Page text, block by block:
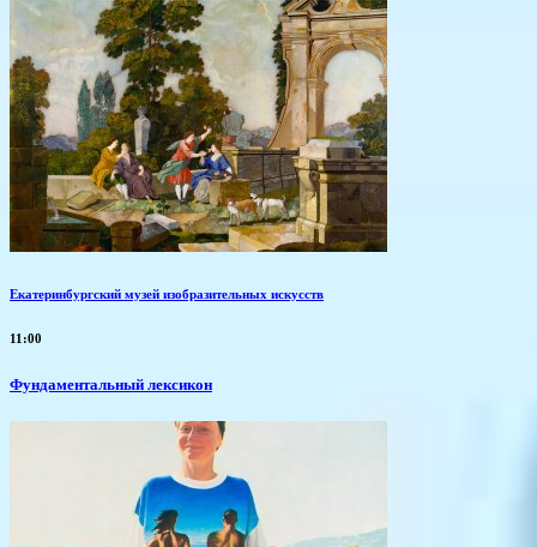
Екатеринбургский музей изобразительных искусств
11:00
Фундаментальный лексикон